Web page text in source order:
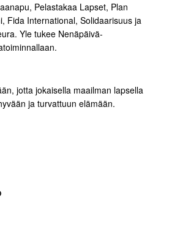
Pelastakaa Lapset, Plan
Fida International, Solidaarisuus ja
Yle tukee Nenäpäivä-
jotta jokaisella maailman lapsella
ja turvattuun elämään.